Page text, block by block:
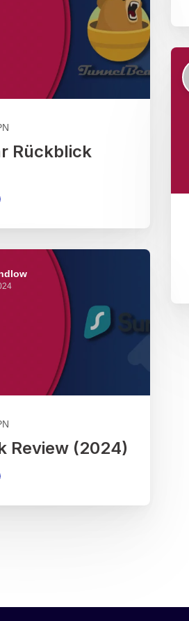
Rückblick
Review (2024)